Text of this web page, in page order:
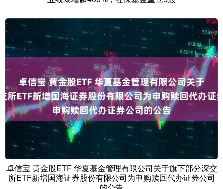
卓信宝 黄金股ETF 华夏基金管理有限公司关于旗下部分深交
所ETF新增国海证券股份有限公司为申购赎回代办证券公司
的公告